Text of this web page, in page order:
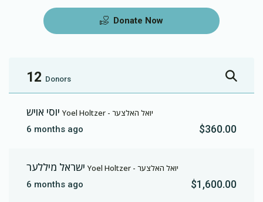
Donate Now
12 Donors
Yoel Holtzer - יואל האלצער
6 months ago
$360.00
Yoel Holtzer - יואל האלצער
6 months ago
$1,600.00